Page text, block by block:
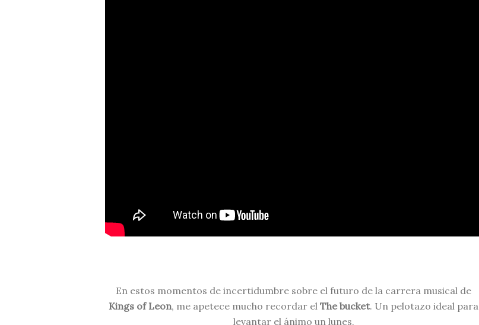
En estos momentos de incertidumbre sobre el futuro de la carrera musical de
Kings of Leon, me apetece mucho recordar el The bucket. Un pelotazo ideal para
levantar el ánimo un lunes.